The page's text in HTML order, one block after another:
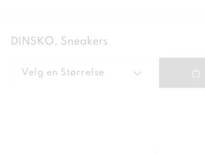
DINSKO, Sneakers
Velg en Størrelse